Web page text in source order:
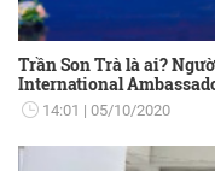
Trần Son Trà là ai?
International
14:01 05/10/2020